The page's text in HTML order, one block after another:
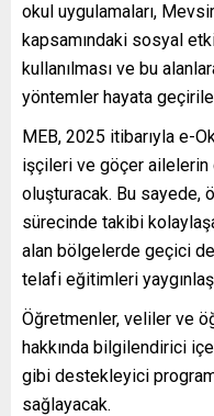
okul uygulamaları,
kapsamındaki sosyal
kullanılması ve bu
yöntemler hayata
MEB, 2025 itibarıyla e-
işçileri ve göçer ailelerin
oluşturacak. Bu sayede,
sürecinde takibi
alan bölgelerde geçici
telafi eğitimleri
Öğretmenler, veliler ve
hakkında bilgilendirici
gibi destekleyici
sağlayacak.